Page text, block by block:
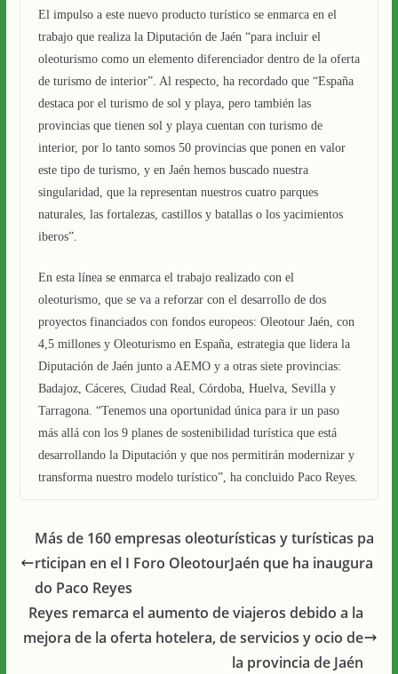
El impulso a este nuevo producto turístico se enmarca en el
trabajo que realiza la Diputación de Jaén “para incluir el
oleoturismo como un elemento diferenciador dentro de la oferta
de turismo de interior”. Al respecto, ha recordado que “España
destaca por el turismo de sol y playa, pero también las
provincias que tienen sol y playa cuentan con turismo de
interior, por lo tanto somos 50 provincias que ponen en valor
este tipo de turismo, y en Jaén hemos buscado nuestra
singularidad, que la representan nuestros cuatro parques
naturales, las fortalezas, castillos y batallas o los yacimientos
iberos”.
En esta línea se enmarca el trabajo realizado con el
oleoturismo, que se va a reforzar con el desarrollo de dos
proyectos financiados con fondos europeos: Oleotour Jaén, con
4,5 millones y Oleoturismo en España, estrategia que lidera la
Diputación de Jaén junto a AEMO y a otras siete provincias:
Badajoz, Cáceres, Ciudad Real, Córdoba, Huelva, Sevilla y
Tarragona. “Tenemos una oportunidad única para ir un paso
más allá con los 9 planes de sostenibilidad turística que está
desarrollando la Diputación y que nos permitirán modernizar y
transforma nuestro modelo turístico”, ha concluido Paco Reyes.
Más de 160 empresas oleoturísticas y turísticas pa
rticipan en el I Foro OleotourJaén que ha inaugura
do Paco Reyes
Reyes remarca el aumento de viajeros debido a la
mejora de la oferta hotelera, de servicios y ocio de
la provincia de Jaén